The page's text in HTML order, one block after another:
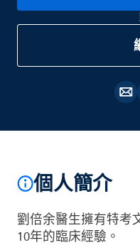
個人簡介
劉倍余醫生擁有特考
10年的臨床經驗。